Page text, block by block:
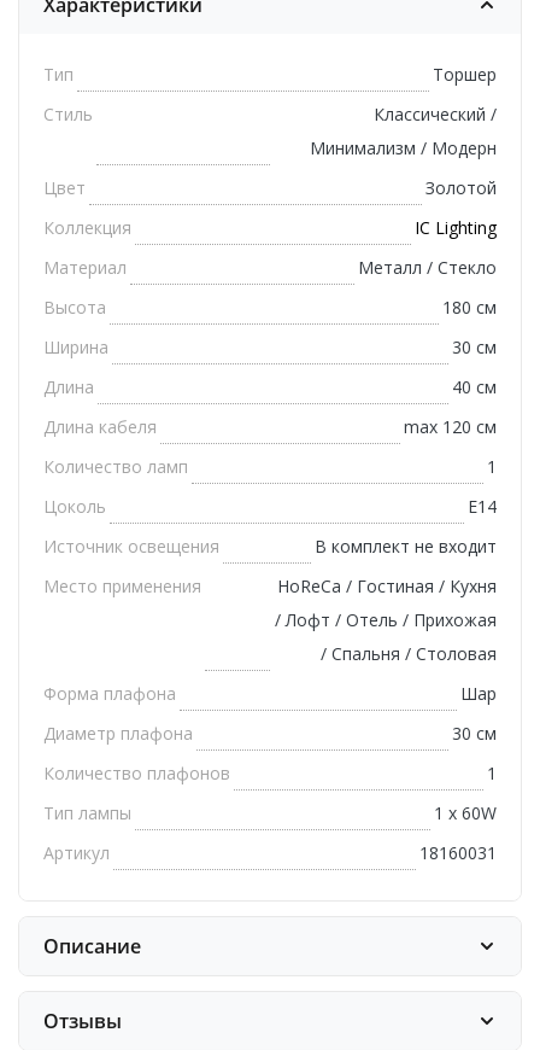
Тип
Торшер
Стиль
Классический /
Минимализм / Модерн
Цвет
Золотой
Коллекция
IC Lighting
Материал
Металл / Стекло
Высота
180 см
Ширина
30 см
Длина
40 см
Длина кабеля
max 120 см
Количество ламп
1
Цоколь
E14
Источник освещения
В комплект не входит
Место применения
HoReCa / Гостиная / Кухня
/ Лофт / Отель / Прихожая
/ Спальня / Столовая
Форма плафона
Шар
Диаметр плафона
30 см
Количество плафонов
1
Тип лампы
1 х 60W
Артикул
18160031
Описание
Отзывы